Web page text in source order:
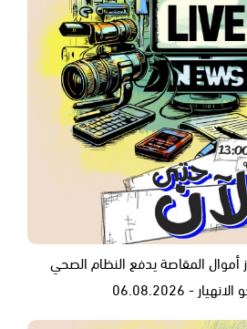
أموال المقاصة يدفع النظام الصحي
- 06.08.2026